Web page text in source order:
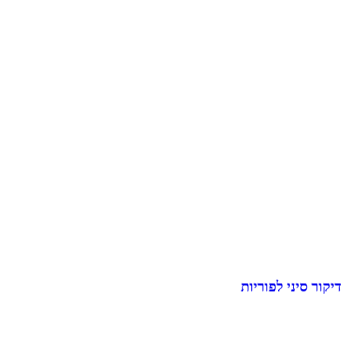
דיקור סיני לפוריות